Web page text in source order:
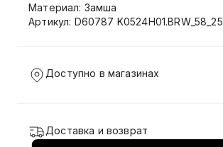
Материал: Замша
Артикул: D60787
Доступно в магазинах
Доставка и возврат